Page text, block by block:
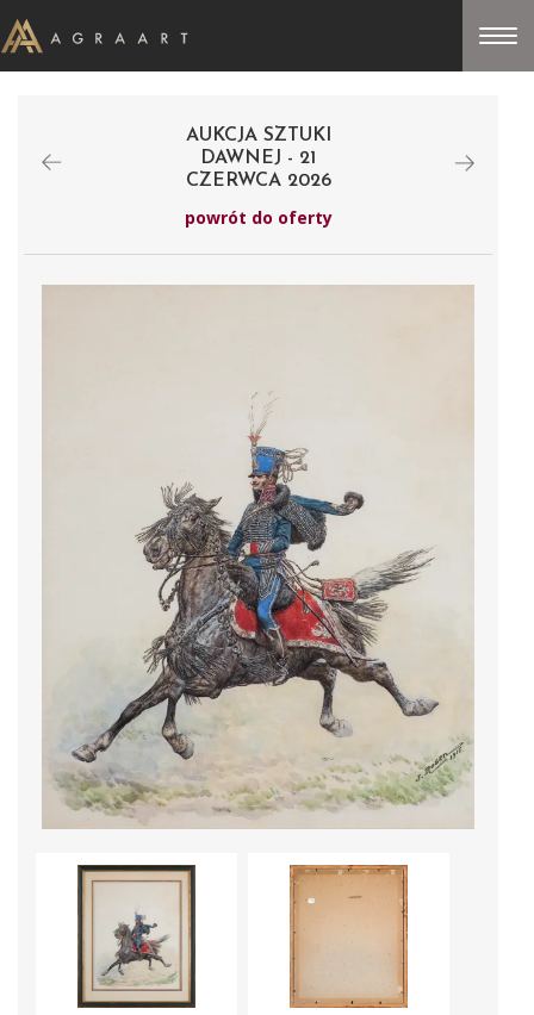
AUKCJA SZTUKI
DAWNEJ - 21
CZERWCA 2026
powrót do oferty